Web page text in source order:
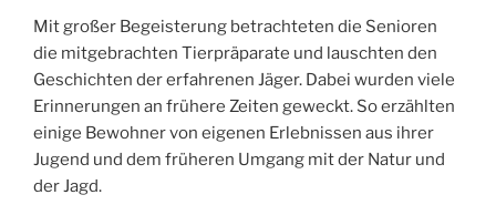
Mit großer Begeisterung betrachteten die Senioren
die mitgebrachten Tierpräparate und lauschten den
Geschichten der erfahrenen Jäger. Dabei wurden viele
Erinnerungen an frühere Zeiten geweckt. So erzählten
einige Bewohner von eigenen Erlebnissen aus ihrer
Jugend und dem früheren Umgang mit der Natur und
der Jagd.